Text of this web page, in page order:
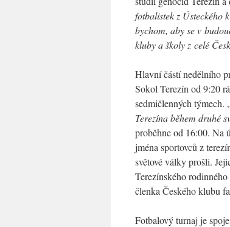
fotbalistek z Ústeckého
bychom, aby se v
kluby a školy z celé
Hlavní částí nedělního
Sokol Terezín od 9:20
sedmičlenných týmech. „
Terezína během druhé
proběhne od 16:00. Na
jména sportovců z
světové války prošli.
Terezínského
členka Českého klubu
Fotbalový turnaj je